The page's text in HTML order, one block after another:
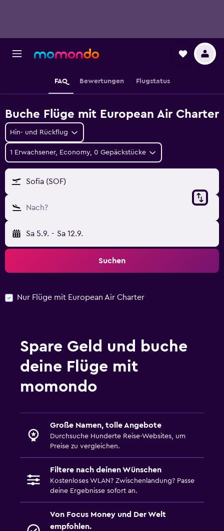
FAQ Bewertungen Flugstatus
Buche Flüge mit European Air Charter
Hin- und Rückflug
1 Erwachsener, Economy, 0 Gepäckstücke
Sofia (SOF)
Nach?
Sa 5.9. - Sa 12.9.
Suchen
Nur Flüge mit European Air Charter
Spare Geld und buche
deine Flüge mit
momondo
Große Namen, tolle Angebote
Durchsuche Hunderte Reise-Websites, um
Preise zu vergleichen.
Filtere nach deinen Wünschen
Kostenloses WLAN? Zwischenlandung? Passe
deine Ergebnisse sofort an.
Von Focus Money und Der Welt
empfohlen.